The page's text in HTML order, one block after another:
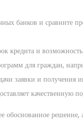
банков и сравните
кредита и
для граждан,
заявки и получения
качественную
обоснованное